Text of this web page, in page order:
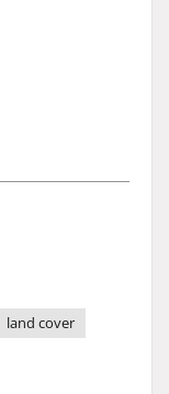
land cover